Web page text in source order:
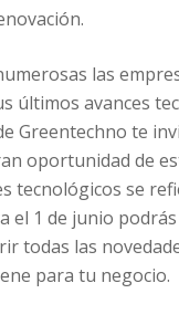
las
últimos avances
Greentechno te
oportunidad de
tecnológicos se
el 1 de junio
todas las
para tu negocio.